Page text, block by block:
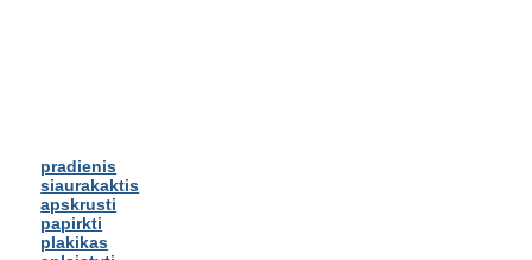
pradienis
siaurakaktis
apskrusti
papirkti
plakikas